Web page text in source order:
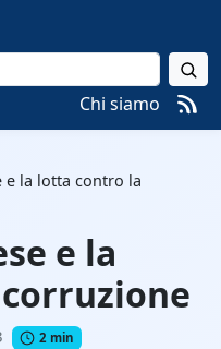
Chi siamo
e la lotta contro la
e la
2 min